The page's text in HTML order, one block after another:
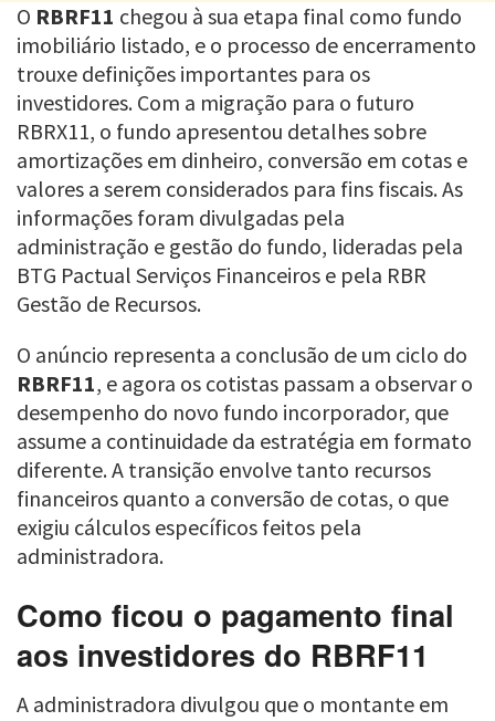
O RBRF11 chegou à sua etapa final como fundo
imobiliário listado, e o processo de encerramento
trouxe definições importantes para os
investidores. Com a migração para o futuro
RBRX11, o fundo apresentou detalhes sobre
amortizações em dinheiro, conversão em cotas e
valores a serem considerados para fins fiscais. As
informações foram divulgadas pela
administração e gestão do fundo, lideradas pela
BTG Pactual Serviços Financeiros e pela RBR
Gestão de Recursos.
O anúncio representa a conclusão de um ciclo do
RBRF11, e agora os cotistas passam a observar o
desempenho do novo fundo incorporador, que
assume a continuidade da estratégia em formato
diferente. A transição envolve tanto recursos
financeiros quanto a conversão de cotas, o que
exigiu cálculos específicos feitos pela
administradora.
Como ficou o pagamento final
aos investidores do RBRF11
A administradora divulgou que o montante em